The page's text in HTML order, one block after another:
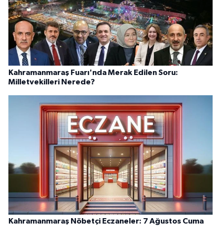
Kahramanmaraş Fuarı'nda Merak Edilen Soru:
Milletvekilleri Nerede?
Kahramanmaraş Nöbetçi Eczaneler: 7 Ağustos Cuma